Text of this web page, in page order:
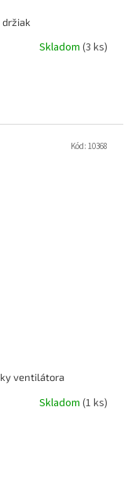
držiak
Skladom (3 ks)
ventilátora
Skladom (1 ks)
Kód: 10368